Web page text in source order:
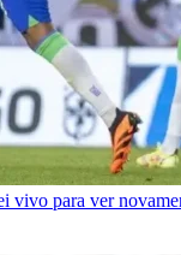
vivo para ver